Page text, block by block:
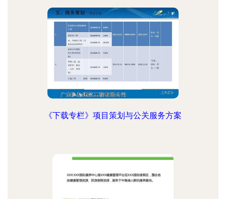
《下载专栏》项目策划与公关服务方案